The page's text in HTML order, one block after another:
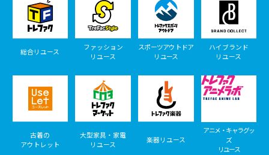
総合リユース
ファッション
リユース
スポーツアウトドア
リユース
ハイブランド
リユース
古着の
アウトレット
大型家具・家電
リユース
楽器リユース
アニメ・キャラグッ
ズ
リユース